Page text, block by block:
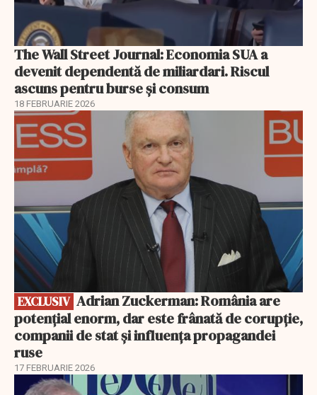
The Wall Street Journal: Economia SUA a
devenit dependentă de miliardari. Riscul
ascuns pentru burse și consum
18 FEBRUARIE 2026
EXCLUSIV
EXCLUSIV
potențial enorm, dar este frânată de corupție,
companii de stat și influența propagandei
ruse
17 FEBRUARIE 2026
EXCLUSIV